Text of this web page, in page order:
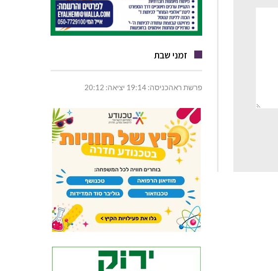
זמני שבת
פרשת ראהכניסה: 19:14 יציאה: 20:12